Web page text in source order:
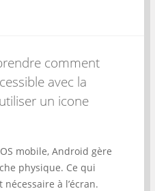
comment
avec la
un icone
mobile, Android gère
physique. Ce qui
à l’écran.